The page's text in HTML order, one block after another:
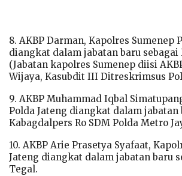
8. AKBP Darman, Kapolres Sumenep
diangkat dalam jabatan baru sebagai
(Jabatan kapolres Sumenep diisi
Wijaya, Kasubdit III Ditreskrimsus
9. AKBP Muhammad Iqbal
Polda Jateng diangkat dalam jabatan
Kabagdalpers Ro SDM Polda Metro
10. AKBP Arie Prasetya Syafaat,
Jateng diangkat dalam jabatan baru
Tegal.